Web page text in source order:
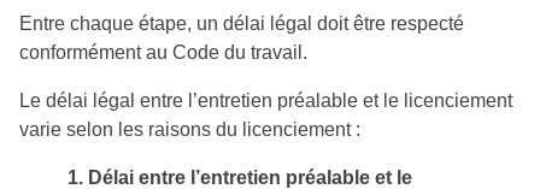
Entre chaque étape, un délai légal doit être respecté
conformément au Code du travail.
Le délai légal entre l’entretien préalable et le licenciement
varie selon les raisons du licenciement :
1. Délai entre l’entretien préalable et le